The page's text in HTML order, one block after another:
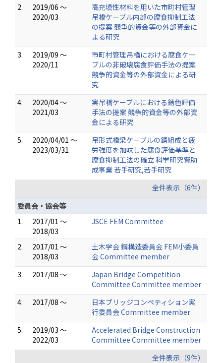
2.
2019/06 ～
2020/03
高充填性材料を用いた市町村管理
吊橋ケーブル内部の腐食抑制工法
の提案 競争的資金等の外部資金に
よる研究
3.
2019/09 ～
2020/11
市町村管理吊橋における腐食ケー
ブルの非破壊腐食評価手法の提案
競争的資金等の外部資金による研
究
4.
2020/04 ～
2021/03
実吊橋ケーブルにおける錆色評価
手法の提案 競争的資金等の外部資
金による研究
5.
2020/04/01 ～
2023/03/31
吊形式橋梁ケーブルの錆組成と疲
労強度を加味した腐食評価基準と
腐食抑制工法の確立 科学研究費助
成事業 若手研究,若手研究
全件表示（6件）
委員会・協会等
1.
2017/01 ～
2018/03
JSCE FEM Committee
2.
2017/01 ～
2018/03
土木学会 鋼構造委員会 FEM小委員
会 Committee member
3.
2017/08 ～
Japan Bridge Competition
Committee Committee member
4.
2017/08 ～
日本ブリッジコンペティション実
行委員会 Committee member
5.
2019/03 ～
2022/03
Accelerated Bridge Construction
Committee Committee member
全件表示（9件）